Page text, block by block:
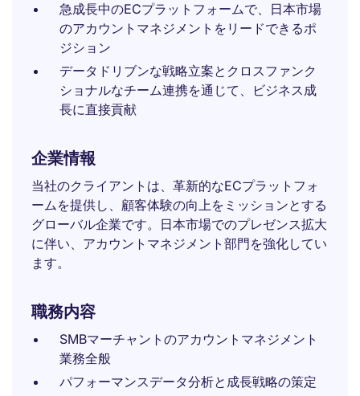
急成長中のECプラットフォームで、日本市場
のアカウントマネジメントをリードできるポ
ジション
データドリブンな戦略立案とクロスファンク
ショナルなチーム連携を通じて、ビジネス成
長に直接貢献
企業情報
当社のクライアントは、革新的なECプラットフォ
ームを提供し、顧客体験の向上をミッションとする
グローバル企業です。日本市場でのプレゼンス拡大
に伴い、アカウントマネジメント部門を強化してい
ます。
職務内容
SMBマーチャントのアカウントマネジメント
業務全般
パフォーマンスデータ分析と成長戦略の策定